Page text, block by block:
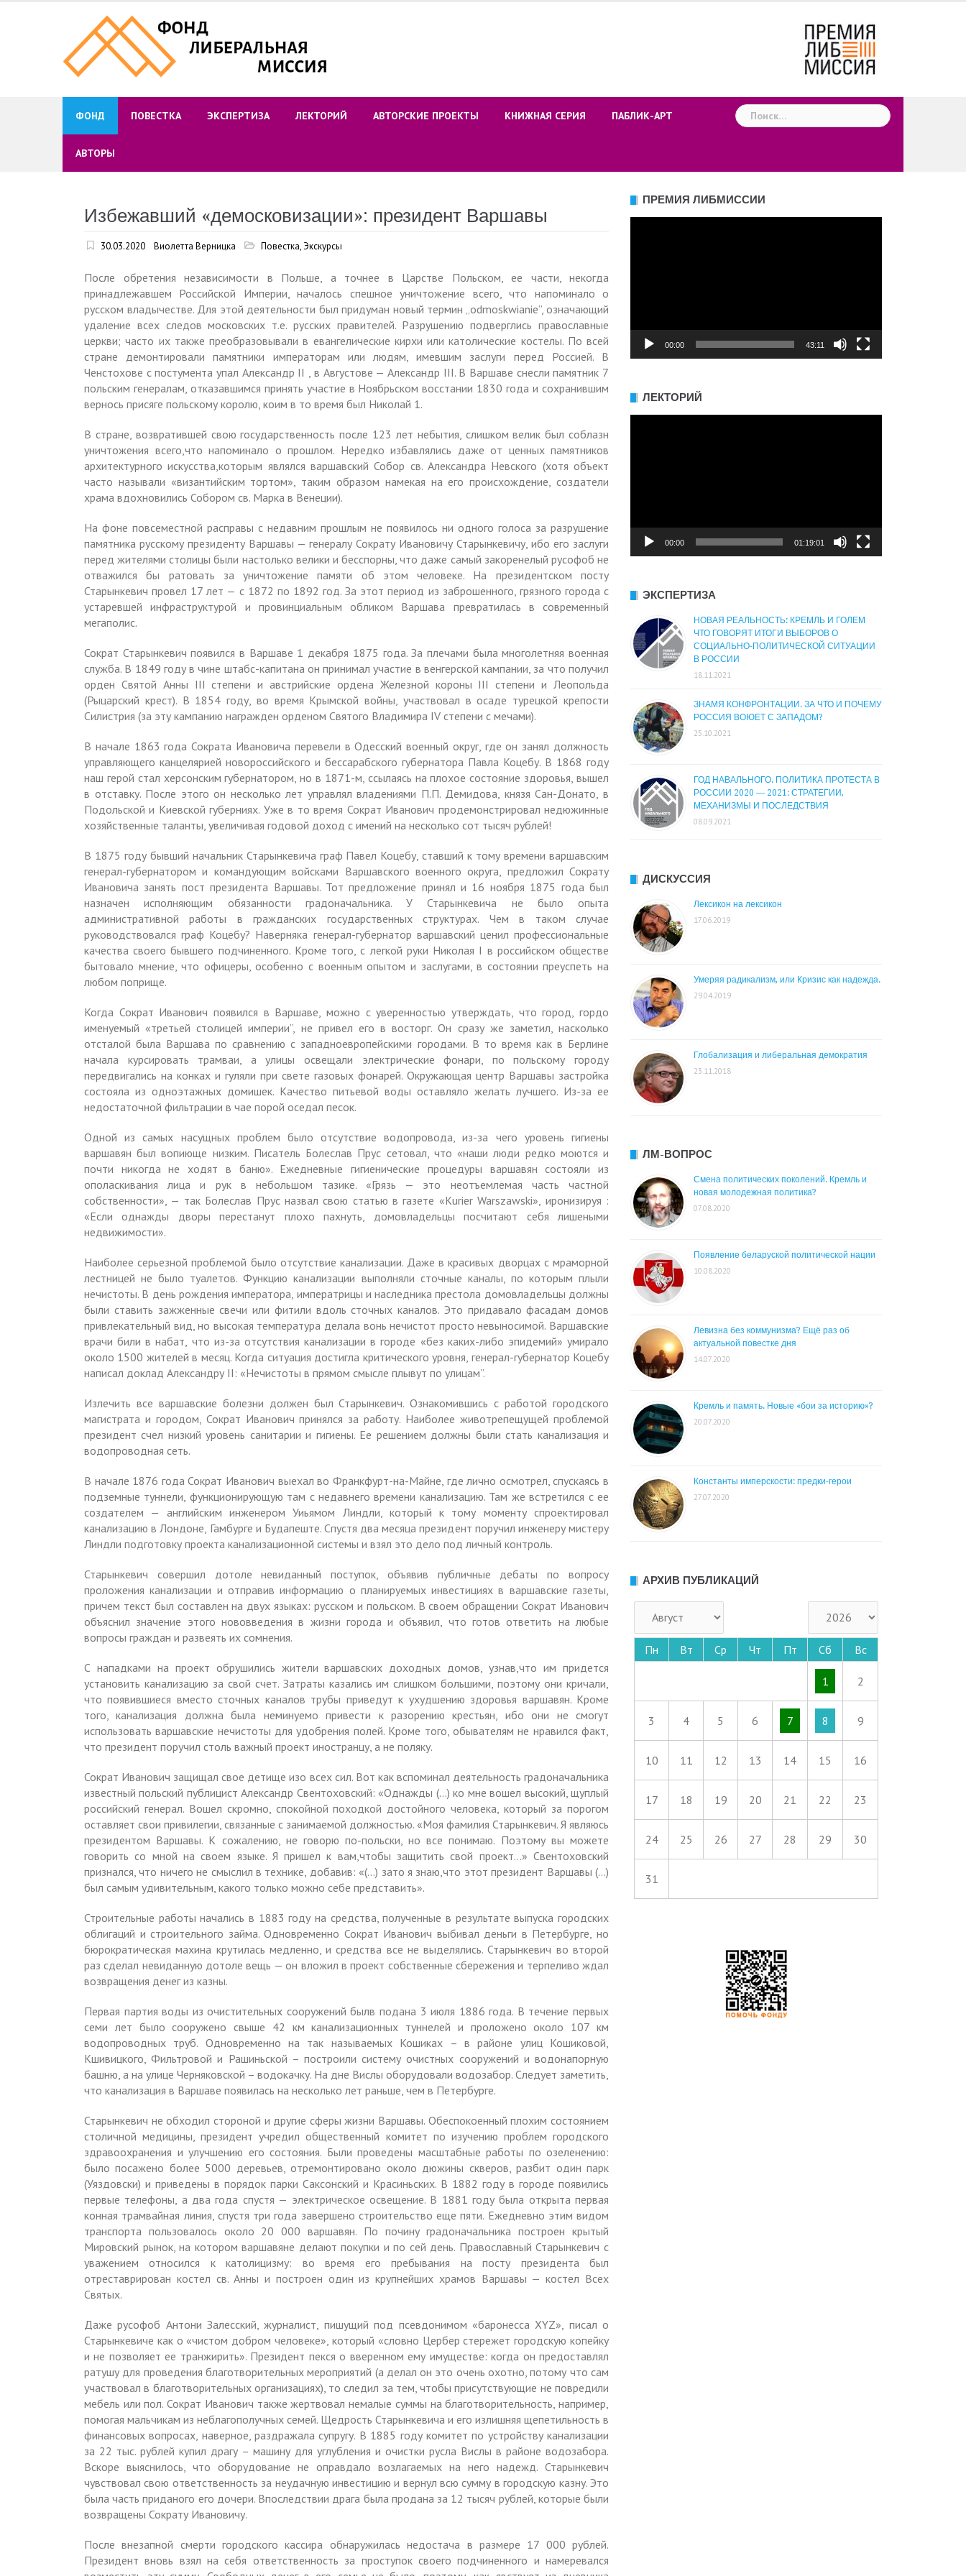
ФОНД ПОВЕСТКА ЭКСПЕРТИЗА ЛЕКТОРИЙ АВТОРСКИЕ ПРОЕКТЫ КНИЖНАЯ СЕРИЯ ПАБЛИК-АРТ
АВТОРЫ
Найти:
Избежавший «демосковизации»: президент Варшавы
30.03.2020 Виолетта Верницка Повестка,Экскурсы
После обретения независимости в Польше, а точнее в Царстве Польском, ее части, некогда
принадлежавшем Российской Империи, началoсь спешноe уничтожeниe всегo, что напоминало о
русском владычестве. Для этой деятельности был придуман новый термин „odmoskwianie”, означающий
удаление всех следов московских т.е. русских правителей. Pазрушению подверглись православные
церкви; часто их также преобразовывали в евангелические кирхи или католические костелы. По всей
стране демонтировали памятники императорам или людям, имевшим заслуги перед Россией. В
Ченстохове с постумента упал Александр II , в Августове — Александр III. В Варшаве снесли памятник 7
польским генералам, отказавшимся принять участие в Ноябрьском восстании 1830 года и сохранившим
вернось присяге польскому королю, коим в то время был Николай 1.
В стране, возвратившей свою государственность после 123 лет небытия, слишком велик был соблазн
уничтожения всего,что напоминало о прошлом. Нередко избавлялись даже от ценных памятников
архитектурного искусства,которым являлся варшавский Собор св. Александра Невского (хотя объект
часто называли «византийским тортом», таким образом намекая на его происхождение, создатели
храма вдохновились Собором св. Марка в Венеции).
На фоне повсеместной расправы с недавним прошлым не появилось ни одного голоса за разрушение
памятника русскому президенту Варшавы — генералу Сократу Ивановичу Старынкевичу, ибо его заслуги
перед жителями столицы были настолько велики и бесспорны, что даже самый закоренелый русофоб не
отважился бы ратовать за уничтожение памяти об этом человеке. На президентском посту
Старынкевич провел 17 лет — с 1872 по 1892 год. За этот период из заброшенного, грязного города с
устаревшей инфраструктурой и провинциальным обликом Варшава превратилась в современный
мегаполис.
Сократ Старынкевич появился в Варшаве 1 декабря 1875 годa. За плечами былa многолетняя военная
служба. В 1849 году в чине штабс-капитана он принимал участие в венгерской кампании, за что получил
орден Святой Анны III степени и австрийские ордена Железной короны III степени и Леопольда
(Рыцарский крест). В 1854 году, во время Крымской войны, участвовал в осаде турецкой крепости
Силистрия (за эту кампанию награжден орденом Святого Владимира IV степени с мечами).
В начале 1863 года Сократa Ивановича перевели в Одесский военный округ, где он занял должность
управляющего канцелярией новороссийского и бессарабского губернатора Павла Коцебу. В 1868 году
наш герой стал херсонским губернатором, но в 1871-м, ссылаясь на плохое состояние здоровья, вышел
в отставку. После этого он несколько лет управлял владениями П.П. Демидова, князя Сан-Донато, в
Подольской и Киевской губерниях. Уже в то время Сократ Иванович продемонстрировал недюжинные
хозяйственные таланты, увеличивая годовой доход с имений на несколько сот тысяч рублей!
В 1875 году бывший начальник Старынкевича граф Павел Коцебу, ставший к тому времени варшавским
генерал-губернатором и командующим войсками Варшавского военного округа, предложил Сократу
Ивановича занять пост президента Варшавы. Тот предложение принял и 16 ноября 1875 года был
назначен исполняющим обязанности градоначальника. У Старынкевича не было опыта
административной работы в гражданских государственных структурах. Чем в таком случае
руководствовался граф Коцебу? Наверняка генерал-губернатор варшавский ценил профессиональные
качества своего бывшего подчиненного. Кроме того, с легкой руки Николая I в российском обществе
бытовало мнение, что офицеры, особенно с военным опытом и заслугами, в состоянии преуспеть на
любом поприще.
Когда Сократ Иванович появился в Варшаве, можно с уверенностью утверждать, что город, гордо
именуемый «третьей столицей империи”, не привел его в восторг. Он сразу же заметил, насколько
отсталой была Варшавa по сравнению с западноевропейскими городами. В то время как в Берлине
начала курсировать трамваи, а улицы освещали электрические фонари, по польскому городу
передвигались на конках и гуляли при свете газовых фонарей. Окружающая центр Варшавы застройка
состояла из одноэтажных домишек. Качество питьевой воды оставляло желать лучшего. Из-за ee
недостаточной фильтрации в чае порой оседал песок.
Одной из самых насущных проблем было отсутствие водопровода, из-за чего уровень гигиены
варшавян был вопиюще низким. Писатель Болеслав Прус сетовал, что «наши люди редко моются и
почти никогда не ходят в баню». Ежедневные гигиенические процедуры варшавян состояли из
ополаскивания лица и рук в небольшом тазике. «Грязь — это неотъемлемaя часть частной
собственности», — так Болеслав Прус назвал свою статью в газете «Kurier Warszawski», иронизируя :
«Если однажды дворы перестанут плохо пахнуть, домовладельцы посчитают себя лишеными
недвижимости».
Наиболее серьезной проблемой было отсутствие канализации. Даже в красивых дворцах с мраморной
лестницей не было туалетов. Функцию канализации выполняли сточные каналы, по которым плыли
нечистоты. В день рождения императора, императрицы и наследника престола домовладельцы должны
были ставить зажженные свечи или фитили вдоль сточных каналов. Это придавало фасадам домов
привлекательный вид, но высокая температура делала вонь нечистот просто невынoсимой. Варшавские
врачи били в набат, что из-за отсутствия канализации в городе «без каких-либо эпидемий» умирало
около 1500 жителей в месяц. Когда ситуация достигла критического уровня, генерал-губернатор Коцебу
написал доклад Александру II: «Нечистоты в прямом смысле плывут по улицам”.
Излечить все варшавские болезни должен был Старынкевич. Ознакомившись с работой городского
магистрата и городом, Сократ Иванович принялся за работу. Наиболее животрепещущей проблемой
президент счел низкий уровень санитарии и гигиены. Ее решением должны были стать канализация и
водопроводная сеть.
В начале 1876 года Сократ Иванович выехал во Франкфурт-на-Майне, где лично осмотрел, спускаясь в
подземные туннели, функционирующую там с недавнего времени канализацию. Там же встретился с ее
создателем — английским инженером Уиьямом Линдли, который к тому моменту спроектировал
канализацию в Лондоне, Гамбурге и Будапеште. Спустя два месяца президент поручил инженеру мистеру
Линдли подготовку проекта канализационной системы и взял это дело под личный контроль.
Старынкевич совершил дотоле невиданный поступок, объявив публичные дебаты по вопросу
проложения канализации и отправив информацию о планируемых инвестициях в варшавские газеты,
причем текст был составлен на двух языках: русском и польском. В своем обращении Сократ Иванович
объяснил значение этого нововведения в жизни города и объявил, что готов ответить на любые
вопросы граждан и развеять их сомнения.
С нападками на проект обрушились жители варшавских доходных домов, узнав,что им придется
установить канализацию за свой счет. Затраты казались им слишком большими, поэтому они кричали,
что появившиеся вместо сточных каналов трубы приведут к ухудшению здоровья варшавян. Кроме
того, канализация должна была неминуемо привести к разорению крестьян, ибо они не смогут
использовать варшавские нечистоты для удобрения полей. Кроме того, обывателям не нравился факт,
что президент поручил столь важный проект иностранцу, а не поляку.
Сократ Иванович защищал свое детище изо всех сил. Вот как вспоминал деятельность градоначальника
известный польский публицист Александр Свентоховский: «Однажды (…) ко мне вошел высокий, щуплый
российский генерал. Вошел скромно, спокойной походкой достойного человека, который за порогом
оставляет свои привилегии, связанные с занимаемой должностью. «Моя фамилия Старынкевич. Я являюсь
президентом Варшавы. К сожалению, не говорю по-польски, но все понимаю. Поэтому вы можете
говорить со мной на своем языке. Я пришел к вам,чтобы защитить свой проект…» Свентоховский
признался, что ничего не смыслил в технике, добавив: «(…) зато я знаю,что этот президент Варшавы (…)
был самым удивительным, какого только можно себе представить».
Строительные работы начались в 1883 году на средства, полученные в результате выпуска городских
облигаций и строительного займа. Одновременно Сократ Иванович выбивал деньги в Петербурге, но
бюрократическая махина крутилась медленно, и средства все не выделялись. Старынкевич во второй
раз сделал невиданную дотоле вещь — он вложил в проект собственные сбережения и терпеливо ждал
возвращения денег из казны.
Первая партия воды из очистительных сооружений былв подана 3 июля 1886 года. B течение первых
семи лет было сооружено свыше 42 км канализационных туннелей и проложено около 107 км
водопроводных труб. Одновременно на так называемых Кошиках – в районе улиц Кошиковой,
Кшивицкого, Фильтровой и Рашиньской – построили систему очистных сооружений и водонапорную
башню, а на улице Черняковской – водокачку. На дне Вислы оборудовали водозабор. Следует заметить,
что канализация в Варшаве появилась на несколько лет раньше, чем в Петербурге.
Старынкевич не обходил стороной и другие сферы жизни Варшавы. Обеспокоенный плохим состоянием
столичной медицины, президент учредил общественный комитет по изучению проблем городского
здравоохранения и улучшению его состояния. Были проведены масштабные работы по озеленению:
было посажено более 5000 деревьев, отремонтировано около дюжины скверов, разбит один парк
(Уяздовски) и приведены в порядок парки Саксонский и Красиньских. В 1882 году в городе появились
первые телефоны, а два года спустя — электрическое освещение. В 1881 году была открыта первая
конная трамвайная линия, спустя три годa завершено строительство еще пяти. Ежедневно этим видом
транспорта пользовалось около 20 000 варшавян. По почину градоначальника построен крытый
Мировский рынок, на котором варшавяне делают покупки и по сей день. Православный Старынкевич с
уважением относился к католицизму: во время его пребывания на посту президента был
отреставрирован костел св. Анны и построен один из крупнейших храмов Варшавы — костел Всех
Святых.
Даже русофоб Антони Залесский, журналист, пишущий под псевдонимом «баронесса XYZ», писал о
Старынкевиче как о «чистом добром человеке», который «словно Цербер стережет городскую копейку
и не позволяет ее транжирить». Президент пекся о вверенном ему имуществе: когда он предоставлял
ратушу для проведения благотворительных мероприятий (а делал он это очень охотно, потому что сам
участвовал в благотворительных организациях), то следил за тем, чтобы присутствующие не повредили
мебель или пол. Сократ Иванович также жертвовал немалые суммы на благотворительность, например,
помогая мальчикам из неблагополучных семей. Щедрость Старынкевича и его излишняя щепетильность в
финансовых вопросах, наверное, раздражала супругу. В 1885 году комитет по устройству канализации
за 22 тыс. рублей купил драгу – машину для углубления и очистки русла Вислы в районе водозабора.
Вскоре выяснилось, что оборудование не оправдалo возлагаемых на него надежд. Старынкевич
чувствовал свою ответственность за неудачную инвестицию и вернул всю сумму в городскую казну. Это
была часть приданого его дочери. Впоследствии драга была продана за 12 тысяч рублей, которые были
возвращены Сократу Ивановичу.
После внезапной смерти городского кассира обнаружилась недостача в размере 17 000 рублей.
Президент вновь взял на себя ответственность за проступок своего подчиненного и намеревался
ПРЕМИЯ ЛИБМИССИИ
00:00 43:11
ЛЕКТОРИЙ
00:00 01:19:01
ЭКСПЕРТИЗА
НОВАЯ РЕАЛЬНОСТЬ: КРЕМЛЬ И ГОЛЕМ
ЧТО ГОВОРЯТ ИТОГИ ВЫБОРОВ О
СОЦИАЛЬНО-ПОЛИТИЧЕСКОЙ СИТУАЦИИ
В РОССИИ
18.11.2021
ЗНАМЯ КОНФРОНТАЦИИ. ЗА ЧТО И ПОЧЕМУ
РОССИЯ ВОЮЕТ С ЗАПАДОМ?
25.10.2021
ГОД НАВАЛЬНОГО. ПОЛИТИКА ПРОТЕСТА В
РОССИИ 2020 — 2021: СТРАТЕГИИ,
МЕХАНИЗМЫ И ПОСЛЕДСТВИЯ
08.09.2021
ДИСКУССИЯ
Лексикон на лексикон
17.06.2019
Умеряя радикализм, или Кризис как надежда.
29.04.2019
Глобализация и либеральная демократия
23.11.2018
ЛМ-ВОПРОС
Смена политических поколений. Кремль и
новая молодежная политика?
07.08.2020
Появление беларуской политической нации
10.08.2020
Левизна без коммунизма? Ещё раз об
актуальной повестке дня
14.07.2020
Кремль и память. Новые «бои за историю»?
20.07.2020
Константы имперскости: предки-герои
27.07.2020
АРХИВ ПУБЛИКАЦИЙ
Пн Вт Ср Чт Пт Сб Вс
1 2
3 4 5 6 7 8 9
10 11 12 13 14 15 16
17 18 19 20 21 22 23
24 25 26 27 28 29 30
31